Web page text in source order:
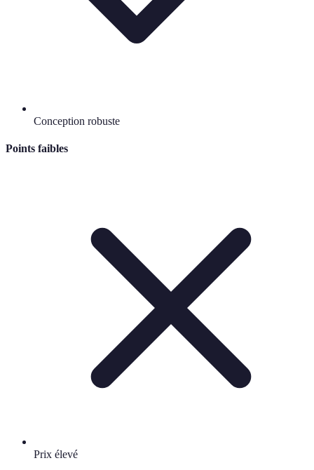
Conception robuste
Points faibles
Prix élevé